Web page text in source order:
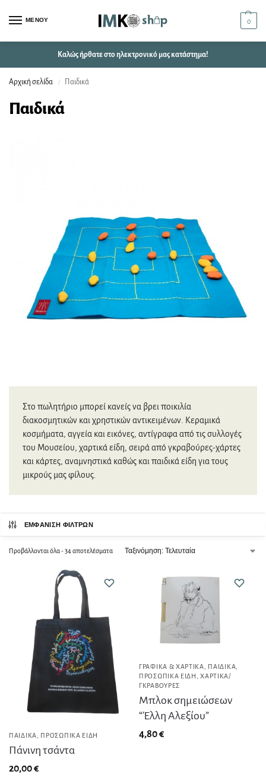
ΜΕΝΟΥ 0
Καλώς ήρθατε στο ηλεκτρονικό μας κατάστημα!
Αρχική σελίδα / Παιδικά
Παιδικά
Στο πωλητήριο μπορεί κανείς να βρει ποικιλία
διακοσμητικών και χρηστικών αντικειμένων. Κεραμικά
κοσμήματα, αγγεία και εικόνες, αντίγραφα από τις συλλογές
του Μουσείου, χαρτικά είδη, σειρά από γκραβούρες-χάρτες
και κάρτες, αναμνηστικά καθώς και παιδικά είδη για τους
μικρούς μας φίλους.
ΕΜΦΆΝΙΣΗ ΦΊΛΤΡΩΝ
Προβάλλονται όλα - 34 αποτελέσματα
ΠΑΙΔΙΚΆ ΠΡΟΣΩΠΙΚΆ ΕΊΔΗ
Πάνινη τσάντα
20,00€
ΓΡΑΦΙΚΆ & ΧΑΡΤΙΚΆ ΠΑΙΔΙΚΆ
ΠΡΟΣΩΠΙΚΆ ΕΊΔΗ
,ΧΑΡΤΙΚΆ/
ΓΚΡΑΒΟΎΡΕΣ
Μπλοκ σημειώσεων
“Έλλη Αλεξίου”
4,80€